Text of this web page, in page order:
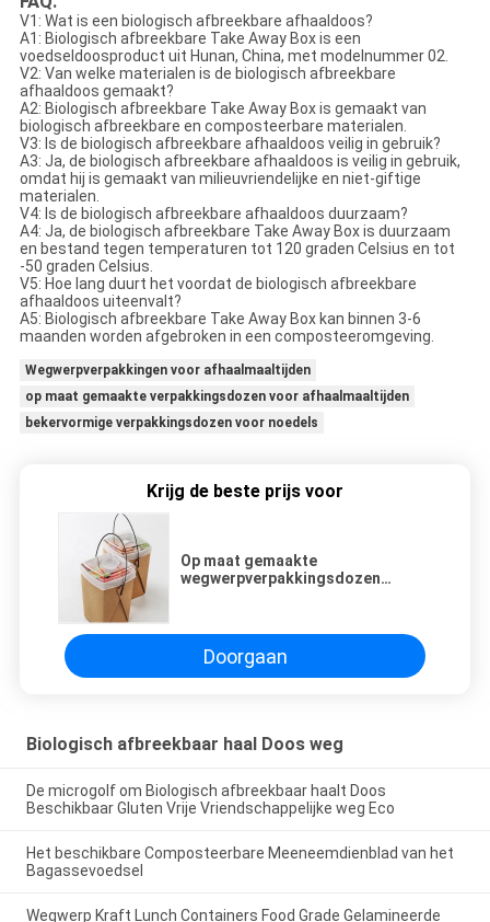
V1: Wat is een biologisch afbreekbare afhaaldoos?
A1: Biologisch afbreekbare Take Away Box is een
voedseldoosproduct uit Hunan, China, met modelnummer 02.
V2: Van welke materialen is de biologisch afbreekbare
afhaaldoos gemaakt?
A2: Biologisch afbreekbare Take Away Box is gemaakt van
biologisch afbreekbare en composteerbare materialen.
V3: Is de biologisch afbreekbare afhaaldoos veilig in gebruik?
A3: Ja, de biologisch afbreekbare afhaaldoos is veilig in gebruik,
omdat hij is gemaakt van milieuvriendelijke en niet-giftige
materialen.
V4: Is de biologisch afbreekbare afhaaldoos duurzaam?
A4: Ja, de biologisch afbreekbare Take Away Box is duurzaam
en bestand tegen temperaturen tot 120 graden Celsius en tot
-50 graden Celsius.
V5: Hoe lang duurt het voordat de biologisch afbreekbare
afhaaldoos uiteenvalt?
A5: Biologisch afbreekbare Take Away Box kan binnen 3-6
maanden worden afgebroken in een composteeromgeving.
Wegwerpverpakkingen voor afhaalmaaltijden
op maat gemaakte verpakkingsdozen voor afhaalmaaltijden
bekervormige verpakkingsdozen voor noedels
Krijg de beste prijs voor
Op maat gemaakte
wegwerpverpakkingsdozen
Doorgaan
Biologisch afbreekbaar haal Doos weg
De microgolf om Biologisch afbreekbaar haalt Doos
Beschikbaar Gluten Vrije Vriendschappelijke weg Eco
Het beschikbare Composteerbare Meeneemdienblad van het
Bagassevoedsel
Wegwerp Kraft Lunch Containers Food Grade Gelamineerde